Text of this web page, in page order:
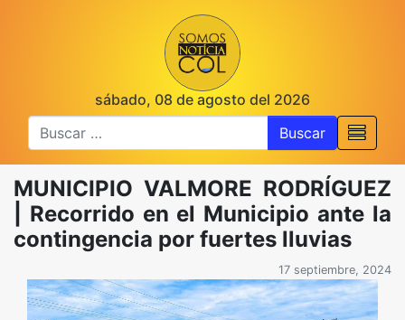
sábado, 08 de agosto del 2026
Buscar
MUNICIPIO VALMORE RODRÍGUEZ
| Recorrido en el Municipio ante la
contingencia por fuertes lluvias
17 septiembre, 2024